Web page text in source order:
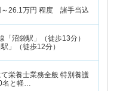
26.1万円 程度 諸手当込
「沼袋駅」（徒歩13分）
」（徒歩12分）
栄養士業務全般 特別養護
名と軽…